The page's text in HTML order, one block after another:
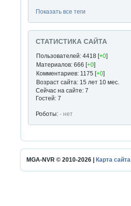
Показать все теги
СТАТИСТИКА САЙТА
Пользователей: 4418 [+0]
Материалов: 666 [+0]
Комментариев: 1175 [+0]
Возраст сайта: 15 лет 10 мес.
Сейчас на сайте: 7
Гостей: 7
Роботы:- нет
MGA-NVR © 2010-2026 | Карта сайта